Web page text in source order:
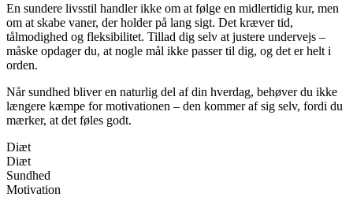
En sundere livsstil handler ikke om at følge en midlertidig kur, men
om at skabe vaner, der holder på lang sigt. Det kræver tid,
tålmodighed og fleksibilitet. Tillad dig selv at justere undervejs –
måske opdager du, at nogle mål ikke passer til dig, og det er helt i
orden.
Når sundhed bliver en naturlig del af din hverdag, behøver du ikke
længere kæmpe for motivationen – den kommer af sig selv, fordi du
mærker, at det føles godt.
Diæt
Diæt
Sundhed
Motivation